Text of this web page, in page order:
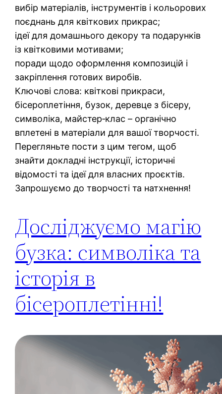
вибір матеріалів, інструментів і кольорових
поєднань для квіткових прикрас;
ідеї для домашнього декору та подарунків
із квітковими мотивами;
поради щодо оформлення композицій і
закріплення готових виробів.
Ключові слова: квіткові прикраси,
бісероплетіння, бузок, деревце з бісеру,
символіка, майстер‑клас – органічно
вплетені в матеріали для вашої творчості.
Перегляньте пости з цим тегом, щоб
знайти докладні інструкції, історичні
відомості та ідеї для власних проєктів.
Запрошуємо до творчості та натхнення!
Досліджуємо магію
бузка: символіка та
історія в
бісероплетінні!